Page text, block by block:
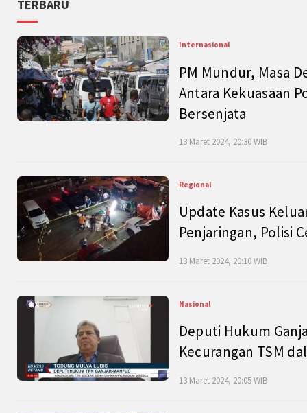
TERBARU
Internasional
PM Mundur, Masa
Antara Kekuasaan
Bersenjata
13 Maret 2024, 20:30 WIB
Regional
Update Kasus
Penjaringan, Polisi
13 Maret 2024, 20:10 WIB
Nasional
Deputi Hukum
Kecurangan TSM
13 Maret 2024, 20:05 WIB